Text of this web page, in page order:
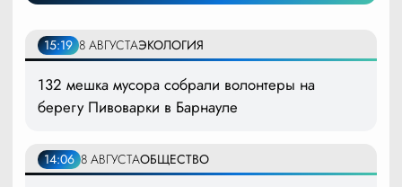
15:19 8 АВГУСТАЭКОЛОГИЯ
132 мешка мусора собрали волонтеры на
берегу Пивоварки в Барнауле
14:06 8 АВГУСТАОБЩЕСТВО